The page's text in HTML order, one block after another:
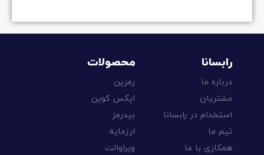
رابسانا
درباره ما
مشتریان
استخدام در رابسانا
تیم ما
همکاری با ما
محصولات
رمزین
ایکس کوین
بیدرمز
ارزمایه
ویراوالت